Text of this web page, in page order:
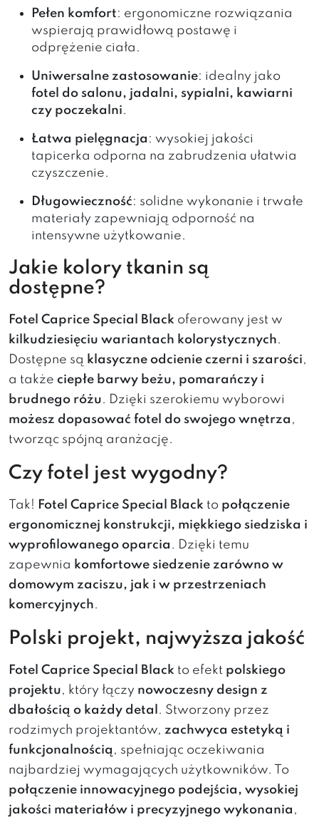
Pełen komfort: ergonomiczne rozwiązania
wspierają prawidłową postawę i
odprężenie ciała.
Uniwersalne zastosowanie: idealny jako
fotel do salonu, jadalni, sypialni, kawiarni
czy poczekalni.
Łatwa pielęgnacja : wysokiej jakości
tapicerka odporna na zabrudzenia ułatwia
czyszczenie.
Długowieczność: solidne wykonanie i trwałe
materiały zapewniają odporność na
intensywne użytkowanie.
Jakie kolory tkanin są
dostępne?
Fotel Caprice Special Black oferowany jest w
kilkudziesięciu wariantach kolorystycznych.
Dostępne są klasyczne odcienie czerni i szarości,
a także ciepłe barwy beżu, pomarańczy i
brudnego różu. Dzięki szerokiemu wyborowi
możesz dopasować fotel do swojego wnętrza ,
tworząc spójną aranżację.
Czy fotel jest wygodny?
Tak! Fotel Caprice Special Black to połączenie
ergonomicznej konstrukcji, miękkiego siedziska i
wyprofilowanego oparcia . Dzięki temu
zapewnia komfortowe siedzenie zarówno w
domowym zaciszu, jak i w przestrzeniach
komercyjnych.
Polski projekt, najwyższa jakość
Fotel Caprice Special Black to efekt polskiego
projektu, który łączy nowoczesny design z
dbałością o każdy detal . Stworzony przez
rodzimych projektantów, zachwyca estetyką i
funkcjonalnością , spełniając oczekiwania
najbardziej wymagających użytkowników. To
połączenie innowacyjnego podejścia, wysokiej
jakości materiałów i precyzyjnego wykonania ,